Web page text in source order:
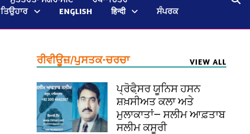
ਤਿਉਹਾਰ ENGLISH हिन्दी
ਸੰਪਰਕ
ਰੀਵੀਊਜ਼/ਪੁਸਤਕ-ਚਰਚਾ VIEW ALL
ਪ੍ਰੋਫੈ਼ਸਰ ਯੂਨਿਸ ਹਸਨ
ਸ਼ਖ਼ਸੀਅਤ ਕਲਾ ਅਤੇ
ਮੁਲਾਕਾਤਾਂ— ਸਲੀਮ ਆਫ਼ਤਾਬ
ਸਲੀਮ ਕਸੂਰੀ